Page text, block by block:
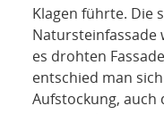
Klagen führte. Die
Natursteinfassade
es drohten
entschied man
Aufstockung, auch